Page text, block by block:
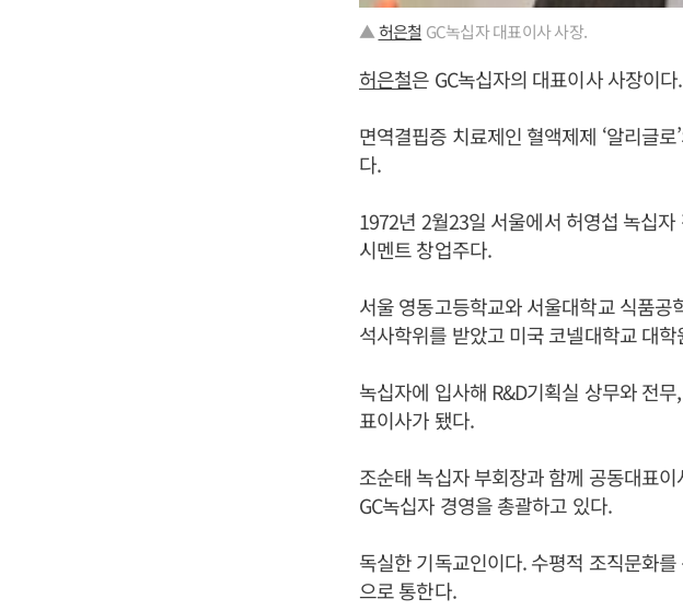
▲허은철 GC녹십자 대표이사 사장.
허은철은 GC녹십자의 대표이사 사장이다.
면역결핍증 치료제인 혈액제제 ‘알리글
다.
1972년 2월23일 서울에서 허영섭 녹십
시멘트 창업주다.
서울 영동고등학교와 서울대학교 식품
석사학위를 받았고 미국 코넬대학교 대
녹십자에 입사해 R&D기획실 상무와 전
표이사가 됐다.
조순태 녹십자 부회장과 함께 공동대표
GC녹십자 경영을 총괄하고 있다.
독실한 기독교인이다. 수평적 조직문화
으로 통한다.